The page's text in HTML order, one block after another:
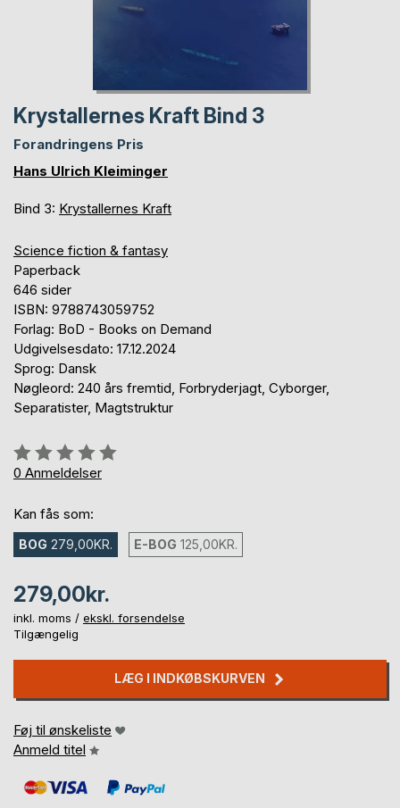
Krystallernes Kraft Bind 3
Forandringens Pris
Hans Ulrich Kleiminger
Bind 3: Krystallernes Kraft
Science fiction & fantasy
Paperback
646 sider
ISBN: 9788743059752
Forlag: BoD - Books on Demand
Udgivelsesdato: 17.12.2024
Sprog: Dansk
Nøgleord: 240 års fremtid, Forbryderjagt, Cyborger,
Separatister, Magtstruktur
Anmeldelse::
0%
0 Anmeldelser
Kan fås som:
BOG 279,00KR. E-BOG 125,00KR.
279,00kr.
inkl. moms / ekskl. forsendelse
Tilgængelig
LÆG I INDKØBSKURVEN
Føj til ønskeliste
Anmeld titel